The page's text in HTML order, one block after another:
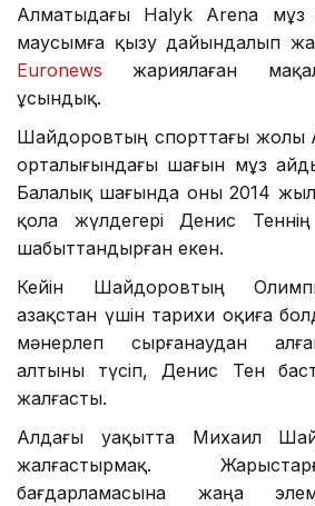
Алматыдағы Halyk Arena
маусымға қызу дайындалып
Euronews жариялаған
ұсындық.
Шайдоровтың спорттағы жолы
орталығындағы шағын мұз
Балалық шағында оны 2014
қола жүлдегері Денис Теннің
шабыттандырған екен.
Кейін Шайдоровтың
Қазақстан үшін тарихи оқиға
мәнерлеп сырғанаудан
алтыны түсіп, Денис Тен
жалғасты.
Алдағы уақытта Михаил
жалғастырмақ.
бағдарламасына жаңа